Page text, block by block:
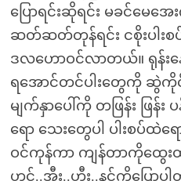
ပြောရင်းဆိုရင်း မခင်မေ
ဆတ်ဆတ်တုန်ရင်း ငစိုးပါ
ဒလဟောဝင်လာတယ်။ ရုန်း
ရအောင်တင်ပါးတွေကို ဆွဲကို
မျက်နှာပေါ်ကို တဖြန်း ဖြ
ရော သေးတွေပါ ပါးစပ်ထဲ
ဝင်ကုန်ကာ ကျန်တာကိုထွ
ဟင့်..အီး..ဟီး..နင့်ကိုပြော